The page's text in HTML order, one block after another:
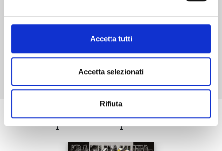
Accetta tutti
Accetta selezionati
Rifiuta
Mostra tutto
Se ti è piaciuto prova anche: